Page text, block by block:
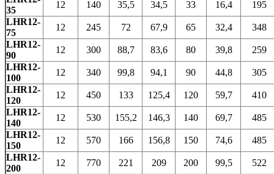
35
12 140 35,5 34,5 33 16,4
195
LHR12-
75
12 245 72 67,9 65 32,4
348
LHR12-
90
12 300 88,7 83,6 80 39,8
259
LHR12-
100
12 340 99,8 94,1 90 44,8
305
LHR12-
120
12 450 133 125,4 120 59,7
410
LHR12-
140
12 530 155,2 146,3 140 69,7
485
LHR12-
150
12 570 166 156,8 150 74,6
485
LHR12-
200
12 770 221 209 200 99,5 522